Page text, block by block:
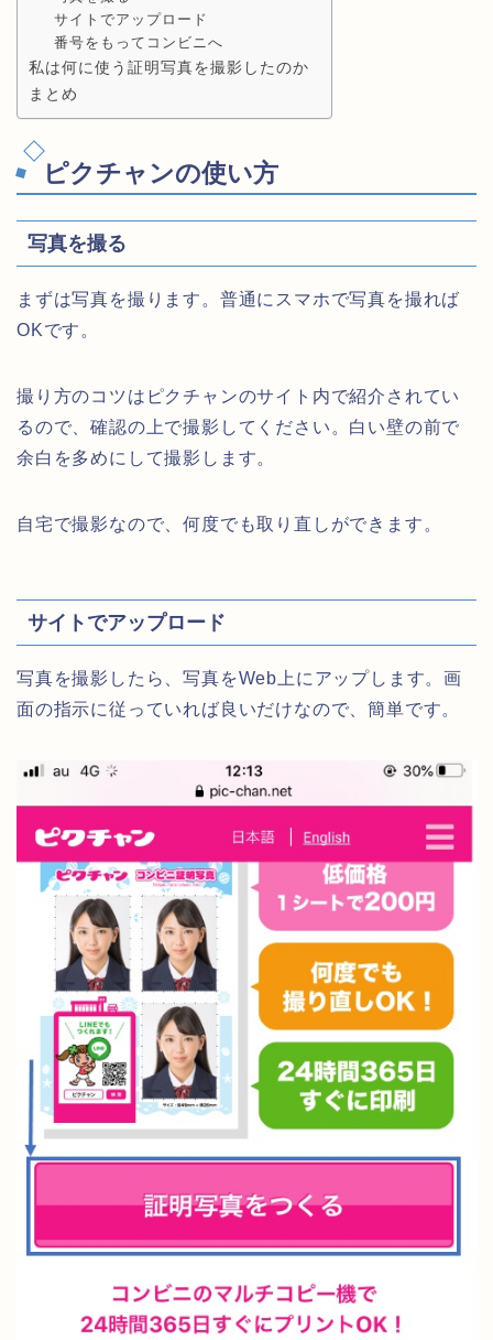
サイトでアップロード
番号をもってコンビニへ
私は何に使う証明写真を撮影したのか
まとめ
ピクチャンの使い方
写真を撮る
まずは写真を撮ります。普通にスマホで写真を撮れば
OKです。
撮り方のコツはピクチャンのサイト内で紹介されてい
るので、確認の上で撮影してください。白い壁の前で
余白を多めにして撮影します。
自宅で撮影なので、何度でも取り直しができます。
サイトでアップロード
写真を撮影したら、写真をWeb上にアップします。画
面の指示に従っていれば良いだけなので、簡単です。